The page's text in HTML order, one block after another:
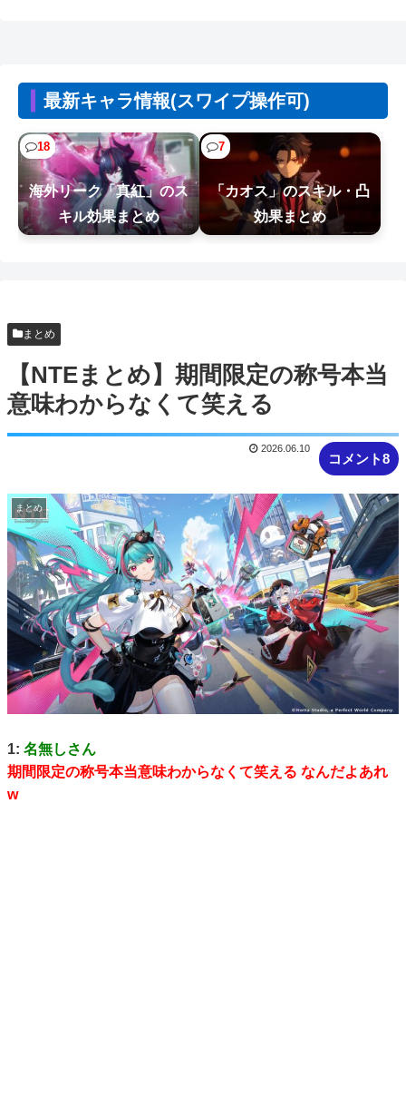
【胸糞】Zクソガキ、おばあちゃんをいじめて炎上
するｗｗｗｗ
【悲報】息子がみいちゃんのママ、限界を迎える
「もう無理。普通の家庭を築きたい。普...
【悲報】ショートスリーパー堀さん、対面で高須
【画像】手塚の必殺技、卑怯すぎるｗｗ
最新キャラ情報(スワイプ操作可)
18
海外リーク「真紅」のス
キル効果まとめ
7
「カオス」のスキル・凸
効果まとめ
まとめ
【NTEまとめ】期間限定の称号本当
意味わからなくて笑える
コメント8
2026.06.10
まとめ
1: 名無しさん
期間限定の称号本当意味わからなくて笑える なんだよあれ
w